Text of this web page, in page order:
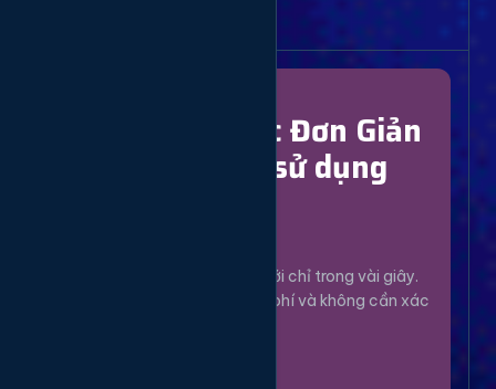
Chỉ Với 4 Bước Đơn Giản
để bắt đầu sử dụng
Tạo tài khoản mới chỉ trong vài giây.
Hoàn toàn miễn phí và không cần xác